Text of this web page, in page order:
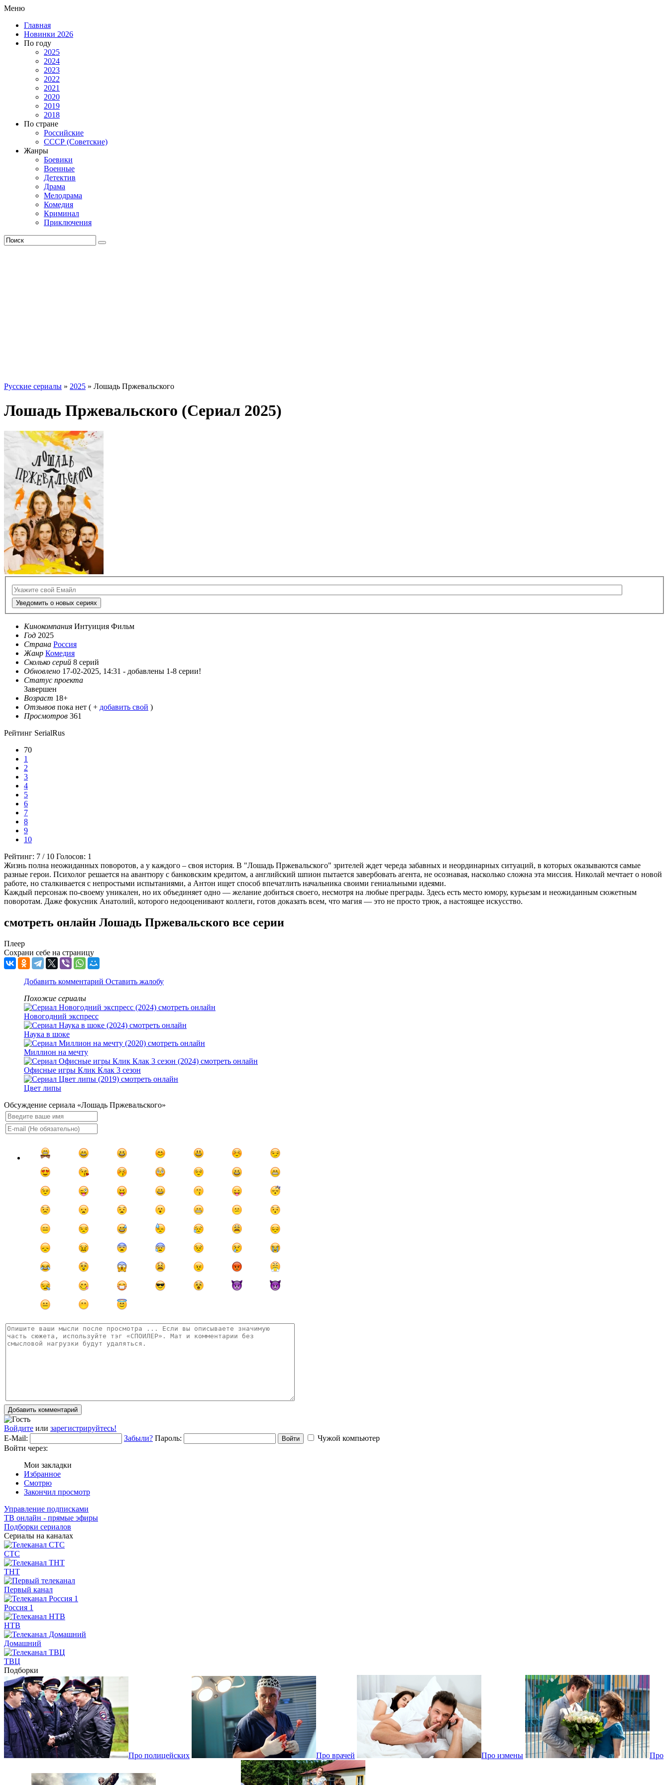
Меню
Главная
Новинки 2026
По году
2025
2024
2023
2022
2021
2020
2019
2018
По стране
Российские
СССР (Советские)
Жанры
Боевики
Военные
Детектив
Драма
Мелодрама
Комедия
Криминал
Приключения
Русские сериалы » 2025 » Лошадь Пржевальского
Лошадь Пржевальского (Сериал 2025)
Уведомить о новых сериях
Кинокомпания Интуиция Фильм
Год 2025
Страна Россия
Жанр Комедия
Сколько серий 8 серий
Обновлено 17-02-2025, 14:31 - добавлены 1-8 серии!
Статус проекта
Завершен
Возраст 18+
Отзывов пока нет ( + добавить свой )
Просмотров 361
Рейтинг SerialRus
70
1
2
3
4
5
6
7
8
9
10
Рейтинг: 7 / 10 Голосов: 1
Жизнь полна неожиданных поворотов, а у каждого – своя история. В "Лошадь Пржевальского" зрителей ждет череда забавных и неординарных ситуаций, в которых оказываются самые
разные герои. Психолог решается на авантюру с банковским кредитом, а английский шпион пытается завербовать агента, не осознавая, насколько сложна эта миссия. Николай мечтает о новой
работе, но сталкивается с непростыми испытаниями, а Антон ищет способ впечатлить начальника своими гениальными идеями.
Каждый персонаж по-своему уникален, но их объединяет одно — желание добиться своего, несмотря на любые преграды. Здесь есть место юмору, курьезам и неожиданным сюжетным
поворотам. Даже фокусник Анатолий, которого недооценивают коллеги, готов доказать всем, что магия — это не просто трюк, а настоящее искусство.
смотреть онлайн Лошадь Пржевальского все серии
Плеер
Сохрани себе на страницу
Добавить комментарий Оставить жалобу
Похожие сериалы
Новогодний экспресс
Наука в шоке
Миллион на мечту
Офисные игры Клик Клак 3 сезон
Цвет липы
Обсуждение сериала «Лошадь Пржевальского»
Добавить комментарий
Войдите или зарегистрируйтесь!
E-Mail:
Забыли? Пароль: Войти
Чужой компьютер
Войти через:
Мои закладки
Избранное
Смотрю
Закончил просмотр
Управление подписками
ТВ онлайн - прямые эфиры
Подборки сериалов
Сериалы на каналах
СТС
ТНТ
Первый канал
Россия 1
НТВ
Домашний
ТВЦ
Подборки
Про полицейских Про врачей Про измены Про